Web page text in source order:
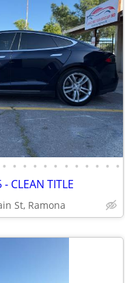
• • • • • • • • • • • •
CLEAN TITLE
St, Ramona